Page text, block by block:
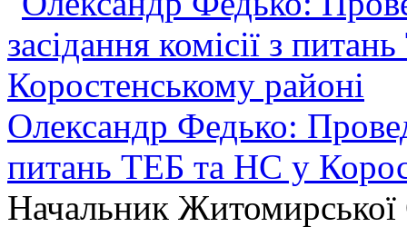
Олександр Федько:
питань ТЕБ та НС у
Начальник